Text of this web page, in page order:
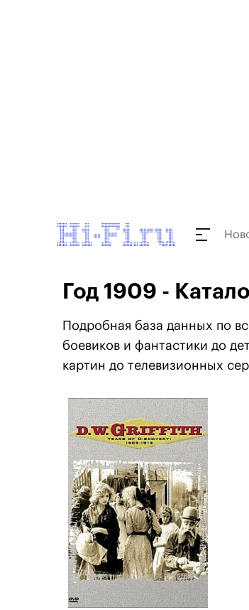
Год 1909 -
Подробная база данных по
боевиков и фантастики до
картин до телевизионных